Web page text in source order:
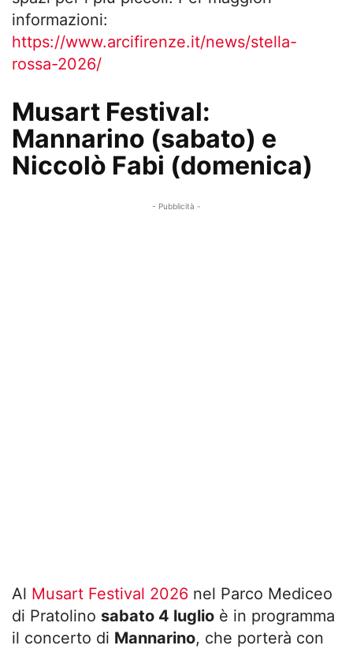
informazioni:
https://www.arcifirenze.it/news/stella-
rossa-2026/
Musart Festival:
Mannarino (sabato) e
Niccolò Fabi (domenica)
- Pubblicità -
Al Musart Festival 2026 nel Parco Mediceo
di Pratolino sabato 4 luglio è in programma
il concerto di Mannarino, che porterà con